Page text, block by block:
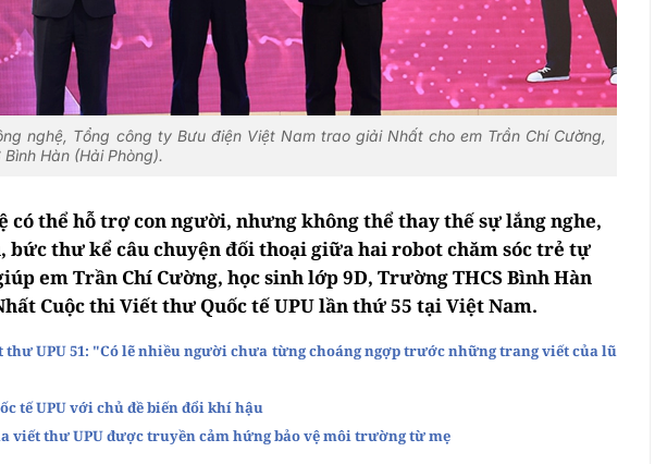
nghệ, Tổng công ty Bưu điện Việt Nam trao giải Nhất cho em Trần Chí Cường,
Hàn (Hải Phòng).
có thể hỗ trợ con người, nhưng không thể thay thế sự lắng nghe,
bức thư kể câu chuyện đối thoại giữa hai robot chăm sóc trẻ tự
em Trần Chí Cường, học sinh lớp 9D, Trường THCS Bình Hàn
Cuộc thi Viết thư Quốc tế UPU lần thứ 55 tại Việt Nam.
UPU 51: "Có lẽ nhiều người chưa từng choáng ngợp trước những trang viết của lũ
tế UPU với chủ đề biến đổi khí hậu
viết thư UPU được truyền cảm hứng bảo vệ môi trường từ mẹ